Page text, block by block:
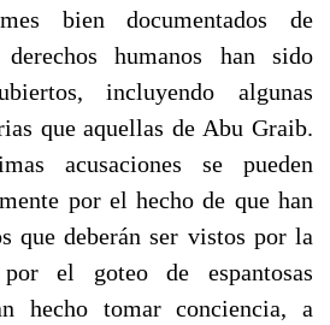
bien documentados de
humanos han sido
incluyendo algunas
que aquellas de Abu Graib.
acusaciones se pueden
por el hecho de que han
que deberán ser vistos por la
el goteo de espantosas
hecho tomar conciencia, a